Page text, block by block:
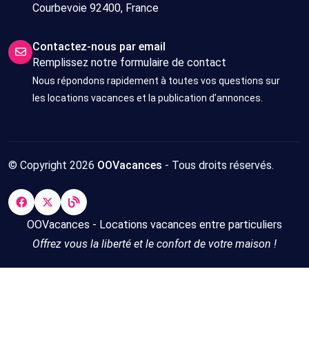
Courbevoie 92400, France
Contactez-nous par email
Remplissez notre formulaire de contact
Nous répondons rapidement à toutes vos questions sur
les locations vacances et la publication d’annonces.
© Copyright 2026 OOVacances - Tous droits réservés.
OOVacances - Locations vacances entre particuliers
Offrez vous la liberté et le confort de votre maison !